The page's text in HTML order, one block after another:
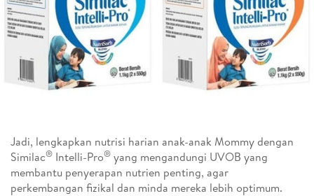
Jadi, lengkapkan nutrisi harian anak-anak Mommy dengan
Similac® Intelli-Pro® yang mengandungi UVOB yang
membantu penyerapan nutrien penting, agar
perkembangan fizikal dan minda mereka lebih optimum.